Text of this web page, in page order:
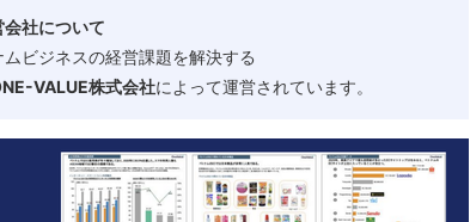
会社について
ビジネスの経営課題を解決する
VALUE株式会社によって運営されています。